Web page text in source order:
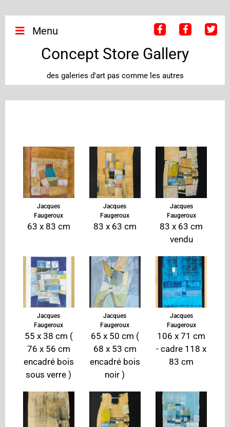
Menu
Concept Store Gallery
des galeries d'art pas comme les autres
Jacques
Faugeroux
63 x 83 cm
Jacques
Faugeroux
83 x 63 cm
Jacques
Faugeroux
83 x 63 cm
vendu
Jacques
Faugeroux
55 x 38 cm (
76 x 56 cm
encadré bois
sous verre )
Jacques
Faugeroux
65 x 50 cm (
68 x 53 cm
encadré bois
noir )
Jacques
Faugeroux
106 x 71 cm
- cadre 118 x
83 cm